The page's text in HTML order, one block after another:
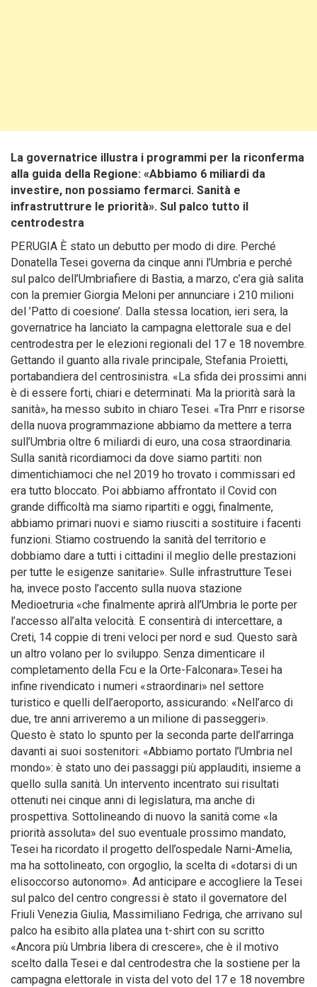
La governatrice illustra i programmi per la riconferma
alla guida della Regione: «Abbiamo 6 miliardi da
investire, non possiamo fermarci. Sanità e
infrastruttrure le priorità». Sul palco tutto il
centrodestra
PERUGIA È stato un debutto per modo di dire. Perché
Donatella Tesei governa da cinque anni l’Umbria e perché
sul palco dell’Umbriafiere di Bastia, a marzo, c’era già salita
con la premier Giorgia Meloni per annunciare i 210 milioni
del ’Patto di coesione’. Dalla stessa location, ieri sera, la
governatrice ha lanciato la campagna elettorale sua e del
centrodestra per le elezioni regionali del 17 e 18 novembre.
Gettando il guanto alla rivale principale, Stefania Proietti,
portabandiera del centrosinistra. «La sfida dei prossimi anni
è di essere forti, chiari e determinati. Ma la priorità sarà la
sanità», ha messo subito in chiaro Tesei. «Tra Pnrr e risorse
della nuova programmazione abbiamo da mettere a terra
sull’Umbria oltre 6 miliardi di euro, una cosa straordinaria.
Sulla sanità ricordiamoci da dove siamo partiti: non
dimentichiamoci che nel 2019 ho trovato i commissari ed
era tutto bloccato. Poi abbiamo affrontato il Covid con
grande difficoltà ma siamo ripartiti e oggi, finalmente,
abbiamo primari nuovi e siamo riusciti a sostituire i facenti
funzioni. Stiamo costruendo la sanità del territorio e
dobbiamo dare a tutti i cittadini il meglio delle prestazioni
per tutte le esigenze sanitarie». Sulle infrastrutture Tesei
ha, invece posto l’accento sulla nuova stazione
Medioetruria «che finalmente aprirà all’Umbria le porte per
l’accesso all’alta velocità. E consentirà di intercettare, a
Creti, 14 coppie di treni veloci per nord e sud. Questo sarà
un altro volano per lo sviluppo. Senza dimenticare il
completamento della Fcu e la Orte-Falconara».Tesei ha
infine rivendicato i numeri «straordinari» nel settore
turistico e quelli dell’aeroporto, assicurando: «Nell’arco di
due, tre anni arriveremo a un milione di passeggeri».
Questo è stato lo spunto per la seconda parte dell’arringa
davanti ai suoi sostenitori: «Abbiamo portato l’Umbria nel
mondo»: è stato uno dei passaggi più applauditi, insieme a
quello sulla sanità. Un intervento incentrato sui risultati
ottenuti nei cinque anni di legislatura, ma anche di
prospettiva. Sottolineando di nuovo la sanità come «la
priorità assoluta» del suo eventuale prossimo mandato,
Tesei ha ricordato il progetto dell’ospedale Narni-Amelia,
ma ha sottolineato, con orgoglio, la scelta di «dotarsi di un
elisoccorso autonomo». Ad anticipare e accogliere la Tesei
sul palco del centro congressi è stato il governatore del
Friuli Venezia Giulia, Massimiliano Fedriga, che arrivano sul
palco ha esibito alla platea una t-shirt con su scritto
«Ancora più Umbria libera di crescere», che è il motivo
scelto dalla Tesei e dal centrodestra che la sostiene per la
campagna elettorale in vista del voto del 17 e 18 novembre